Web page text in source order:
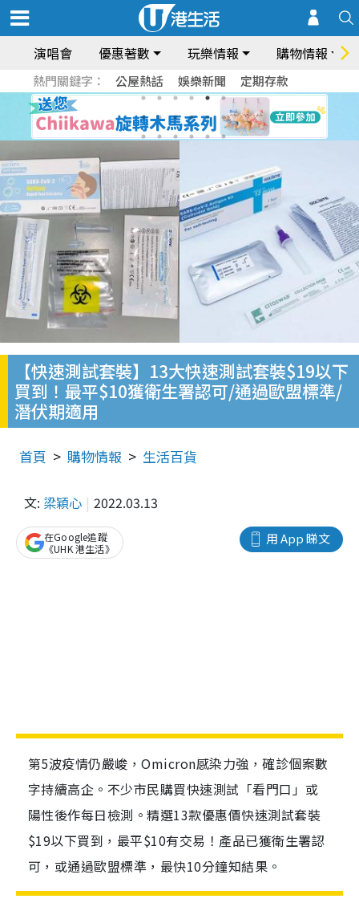
演唱會 優惠著數 玩樂情報 購物情報
熱門關鍵字： 公屋熱話 娛樂新聞 定期存款
【快速測試套裝】13大快速測試套裝$19以下
買到！最平$10獲衛生署認可/通過歐盟標準/
潛伏期適用
首頁 購物情報 生活百貨
文: 梁穎心 2022.03.13
用 App 睇文
在Google追蹤
《UHK 港生活》
第5波疫情仍嚴峻，Omicron感染力強，確診個案數
字持續高企。不少市民購買快速測試「看門口」或
陽性後作每日檢測。精選13款優惠價快速測試套裝
$19以下買到，最平$10有交易！產品已獲衛生署認
可，或通過歐盟標準，最快10分鐘知結果。